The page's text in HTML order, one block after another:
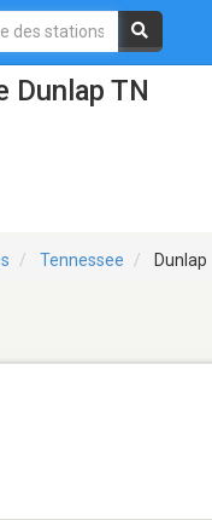
Dunlap TN
Tennessee Dunlap